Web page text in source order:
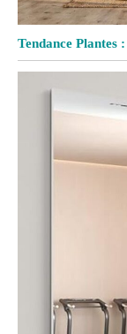
Tendance Plantes